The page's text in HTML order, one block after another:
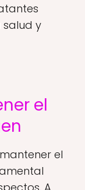
y
el
el